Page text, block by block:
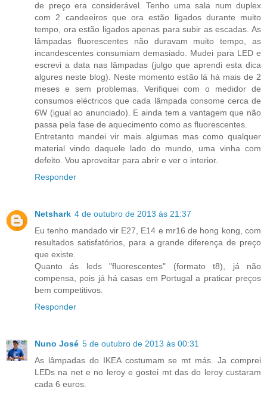
de preço era considerável. Tenho uma sala num duplex
com 2 candeeiros que ora estão ligados durante muito
tempo, ora estão ligados apenas para subir as escadas. As
lâmpadas fluorescentes não duravam muito tempo, as
incandescentes consumiam demasiado. Mudei para LED e
escrevi a data nas lâmpadas (julgo que aprendi esta dica
algures neste blog). Neste momento estão lá há mais de 2
meses e sem problemas. Verifiquei com o medidor de
consumos eléctricos que cada lâmpada consome cerca de
6W (igual ao anunciado). E ainda tem a vantagem que não
passa pela fase de aquecimento como as fluorescentes.
Entretanto mandei vir mais algumas mas como qualquer
material vindo daquele lado do mundo, uma vinha com
defeito. Vou aproveitar para abrir e ver o interior.
Responder
Netshark 4 de outubro de 2013 às 21:37
Eu tenho mandado vir E27, E14 e mr16 de hong kong, com
resultados satisfatórios, para a grande diferença de preço
que existe.
Quanto ás leds "fluorescentes" (formato t8), já não
compensa, pois já há casas em Portugal a praticar preços
bem competitivos.
Responder
Nuno José 5 de outubro de 2013 às 00:31
As lâmpadas do IKEA costumam se mt más. Ja comprei
LEDs na net e no leroy e gostei mt das do leroy custaram
cada 6 euros.